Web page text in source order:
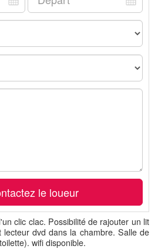
le loueur
clic clac. Possibilité de rajouter un lit
dvd dans la chambre. Salle de
wifi disponible.